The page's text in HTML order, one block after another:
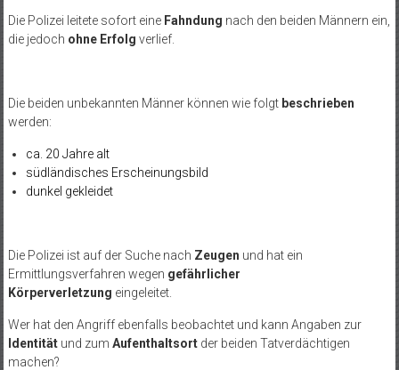
Die Polizei leitete sofort eine Fahndung nach den beiden Männern ein,
die jedoch ohne Erfolg verlief.
Die beiden unbekannten Männer können wie folgt beschrieben
werden:
ca. 20 Jahre alt
südländisches Erscheinungsbild
dunkel gekleidet
Die Polizei ist auf der Suche nach Zeugen und hat ein
Ermittlungsverfahren wegen gefährlicher
Körperverletzung eingeleitet.
Wer hat den Angriff ebenfalls beobachtet und kann Angaben zur
Identitätund zum Aufenthaltsortder beiden Tatverdächtigen
machen?